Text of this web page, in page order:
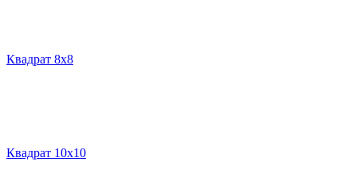
Квадрат 8х8
Квадрат 10х10